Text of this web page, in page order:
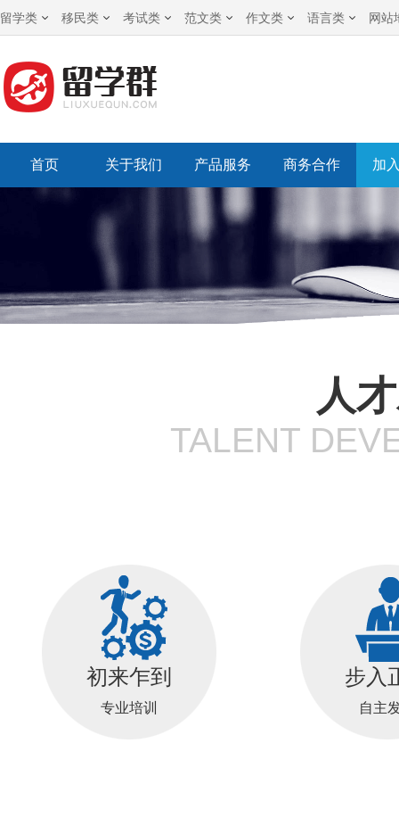
留学类 移民类 考试类 范文类 作文类 语言类 网站
首页 关于我们 产品服务 商务合作 加
人
TALENT
初来乍到
专业培训
步入
自主